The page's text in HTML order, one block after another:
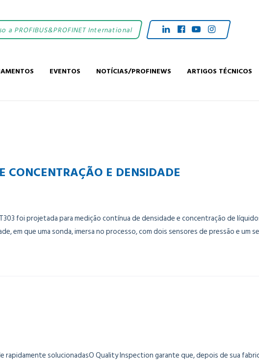
EVENTOS NOTÍCIAS/PROFINEWS ARTIGOS TÉCNICOS
a PROFIBUS&PROFINET International
CONCENTRAÇÃO E DENSIDADE
foi projetada para medição contínua de densidade e concentração de
em que uma sonda, imersa no processo, com dois sensores de pressão e um
solucionadasO Quality Inspection garante que, depois de sua